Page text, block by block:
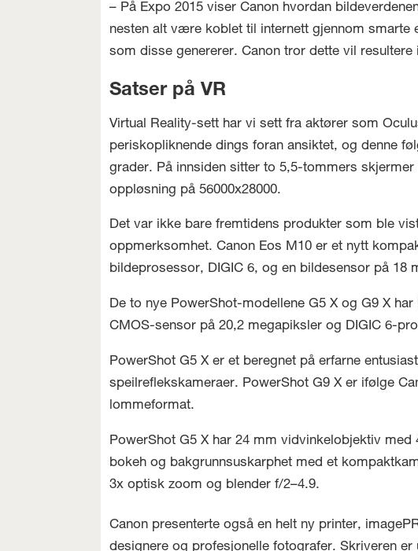
– På Expo 2015 viser Canon hvordan
nesten alt være koblet til internett gjennom smarte
som disse genererer. Canon tror dette vil
Satser på VR
Virtual Reality-sett har vi sett fra aktører som
periskopliknende dings foran ansiktet, og denne
grader. På innsiden sitter to 5,5-tommers
oppløsning på 56000x28000.
Det var ikke bare fremtidens produkter som ble
oppmerksomhet. Canon Eos M10 er et nytt
bildeprosessor, DIGIC 6, og en bildesensor på 18
De to nye PowerShot-modellene G5 X og G9 X
CMOS-sensor på 20,2 megapiksler og DIGIC 6-
PowerShot G5 X er et beregnet på erfarne
speilreflekskameraer. PowerShot G9 X er ifølge
lommeformat.
PowerShot G5 X har 24 mm vidvinkelobjektiv
bokeh og bakgrunnsuskarphet med et
3x optisk zoom og blender f/2–4.9.
Canon presenterte også en helt ny printer,
designere og profesjonelle fotografer. Skriveren